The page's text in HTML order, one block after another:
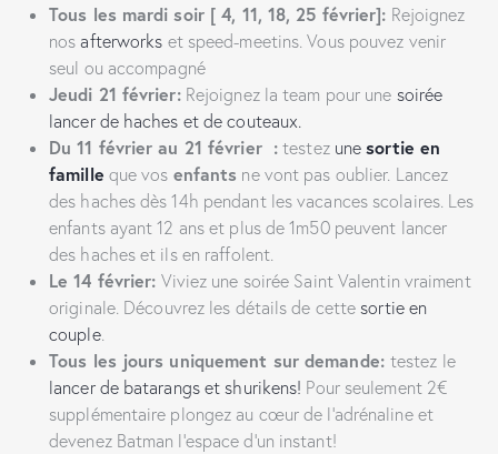
Tous les mardi soir [ 4, 11, 18, 25 février]: Rejoignez
nosafterworks et speed-meetins. Vous pouvez venir
seul ou accompagné
Jeudi 21 février:Rejoignez la team pour une soirée
lancer de haches et de couteaux.
Du 11 février au 21 février : testez unesortie en
famille que vos enfants ne vont pas oublier. Lancez
des haches dès 14h pendant les vacances scolaires. Les
enfants ayant 12 ans et plus de 1m50 peuvent lancer
des haches et ils en raffolent.
Le 14 février: Viviez une soirée Saint Valentin vraiment
originale. Découvrez les détails de cettesortie en
couple.
Tous les jours uniquement sur demande: testez le
lancer de batarangs et shurikens! Pour seulement 2€
supplémentaire plongez au cœur de l’adrénaline et
devenez Batman l’espace d’un instant!